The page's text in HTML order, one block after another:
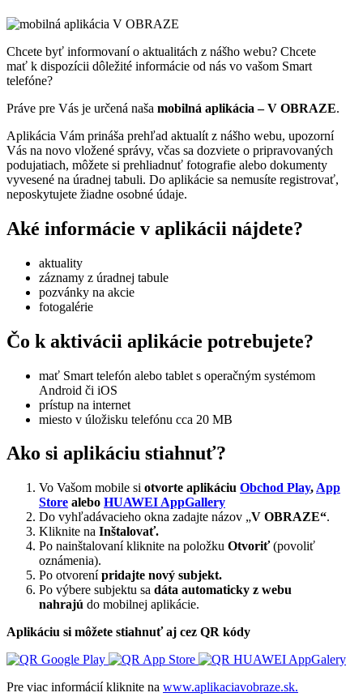
Chcete byť informovaní o aktualitách z nášho webu? Chcete
mať k dispozícii dôležité informácie od nás vo vašom Smart
telefóne?
Práve pre Vás je určená naša mobilná aplikácia – V OBRAZE.
Aplikácia Vám prináša prehľad aktualít z nášho webu, upozorní
Vás na novo vložené správy, včas sa dozviete o pripravovaných
podujatiach, môžete si prehliadnuť fotografie alebo dokumenty
vyvesené na úradnej tabuli. Do aplikácie sa nemusíte registrovať,
neposkytujete žiadne osobné údaje.
Aké informácie v aplikácii nájdete?
aktuality
záznamy z úradnej tabule
pozvánky na akcie
fotogalérie
Čo k aktivácii aplikácie potrebujete?
mať Smart telefón alebo tablet s operačným systémom
Android či iOS
prístup na internet
miesto v úložisku telefónu cca 20 MB
Ako si aplikáciu stiahnuť?
Vo Vašom mobile si otvorte aplikáciu Obchod Play, App
Store alebo HUAWEI AppGallery
Do vyhľadávacieho okna zadajte názov „V OBRAZE“.
Kliknite na Inštalovať.
Po nainštalovaní kliknite na položku Otvoriť(povoliť
oznámenia).
Po otvorenípridajte nový subjekt.
Po výbere subjektu sa dáta automaticky z webu
nahrajú do mobilnej aplikácie.
Aplikáciu si môžete stiahnuť aj cez QR kódy
Pre viac informácií kliknite na www.aplikaciavobraze.sk.